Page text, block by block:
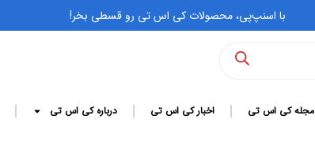
با اسنپ‌پی، محصولات کی اس تی رو قسطی بخر!
مجله کی اس تی اخبار کی اس تی درباره کی اس تی